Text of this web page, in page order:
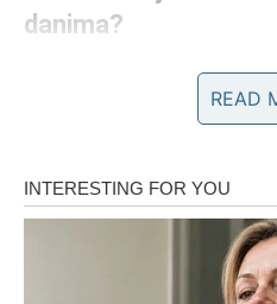
danima?
U narednim danima Lav ulazi
je stajalo – pokreće. Kao da
i vašu snagu. Lav opet
se divi, kome se otvaraju
Ovo su dani u kojima Lav
READ